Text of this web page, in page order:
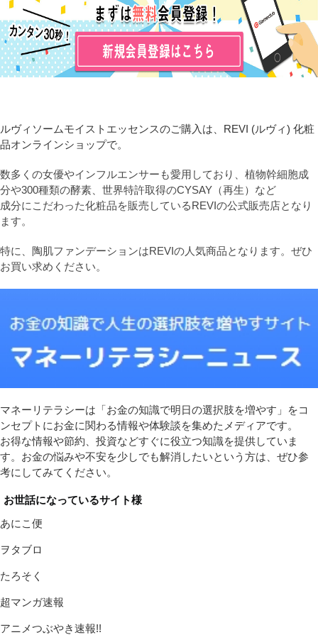
ルヴィソームモイストエッセンスのご購入は、REVI (ルヴィ) 化粧
品オンラインショップで。
数多くの女優やインフルエンサーも愛用しており、植物幹細胞成
分や300種類の酵素、世界特許取得のCYSAY（再生）など
成分にこだわった化粧品を販売しているREVIの公式販売店となり
ます。
特に、陶肌ファンデーションはREVIの人気商品となります。ぜひ
お買い求めください。
マネーリテラシーは「お金の知識で明日の選択肢を増やす」をコ
ンセプトにお金に関わる情報や体験談を集めたメディアです。
お得な情報や節約、投資などすぐに役立つ知識を提供していま
す。お金の悩みや不安を少しでも解消したいという方は、ぜひ参
考にしてみてください。
お世話になっているサイト様
あにこ便
ヲタブロ
たろそく
超マンガ速報
アニメつぶやき速報!!